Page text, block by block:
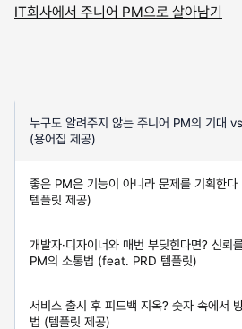
IT회사에서 주니어 PM으로 살아남기
누구도 알려주지 않는 주니어 PM의 기대
(용어집 제공)
좋은 PM은 기능이 아니라 문제를 기획한다
템플릿 제공)
개발자·디자이너와 매번 부딪힌다면? 신뢰
PM의 소통법 (feat. PRD 템플릿)
서비스 출시 후 피드백 지옥? 숫자 속에서
법 (템플릿 제공)